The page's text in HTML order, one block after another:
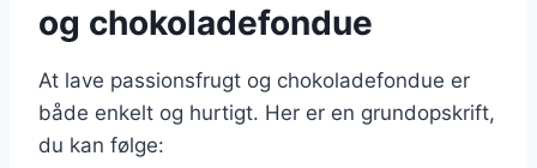
og chokoladefondue
At lave passionsfrugt og chokoladefondue er
både enkelt og hurtigt. Her er en grundopskrift,
du kan følge: